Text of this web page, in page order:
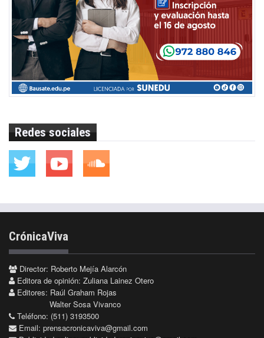
Redes sociales
CrónicaViva
Director: Roberto Mejía Alarcón
Editora de opinión: Zuliana Lainez Otero
Editores: Raúl Graham Rojas
Walter Sosa Vivanco
Teléfono: (511) 3193500
Email: prensacronicaviva@gmail.com